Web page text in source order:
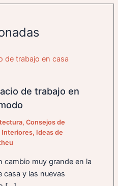
de trabajo en
,Consejos de
Interiores, Ideas de
cambio muy grande en la
casa y las nuevas